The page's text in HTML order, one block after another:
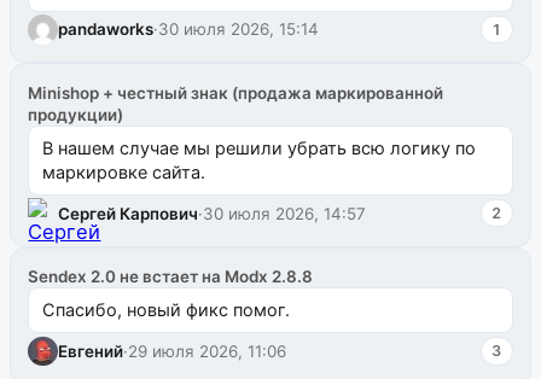
одноименном разделе на modx.pro пока пуст, и,...
pandaworks·30 июля 2026, 15:14 1
Minishop + честный знак (продажа маркированной
продукции)
В нашем случае мы решили убрать всю логику по
маркировке сайта.
Сергей Карпович·30 июля 2026, 14:57 2
Sendex 2.0 не встает на Modx 2.8.8
Спасибо, новый фикс помог.
Евгений·29 июля 2026, 11:06 3